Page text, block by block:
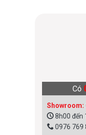
Có
Showroom:
8h00 đến
0976 769